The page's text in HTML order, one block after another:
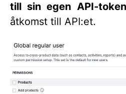
till sin egen API-
åtkomst till API:et.